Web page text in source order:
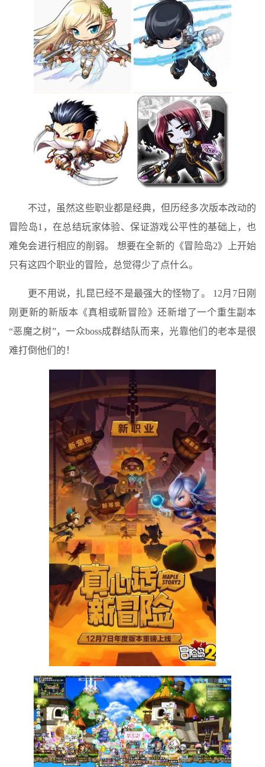
不过，虽然这些职业都是经典，但历经多次版本改动的
冒险岛1，在总结玩家体验、保证游戏公平性的基础上，也
难免会进行相应的削弱。 想要在全新的《冒险岛2》上开始
只有这四个职业的冒险，总觉得少了点什么。
更不用说，扎昆已经不是最强大的怪物了。 12月7日刚
刚更新的新版本《真相或新冒险》还新增了一个重生副本
“恶魔之树”，一众boss成群结队而来，光靠他们的老本是很
难打倒他们的！